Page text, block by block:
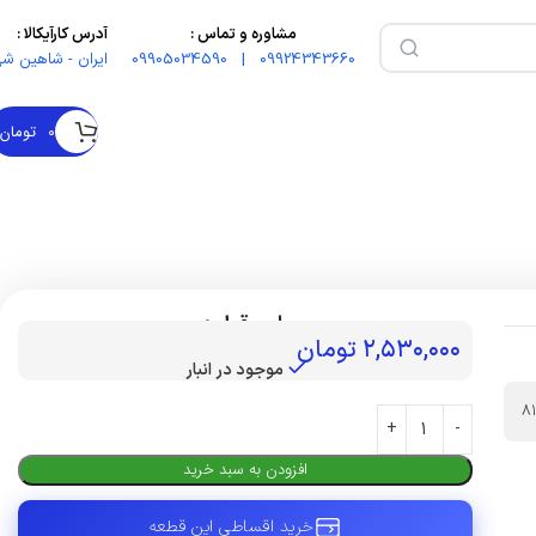
مشاوره و تماس :
09924343660 | 09905034590
آدرس کارآیکالا :
ایران - شاهین
۰ تومان
بهای قطعه :
۲,۵۳۰,۰۰۰ تومان
موجود در انبار
افزودن به سبد خرید
خرید اقساطی این قطعه